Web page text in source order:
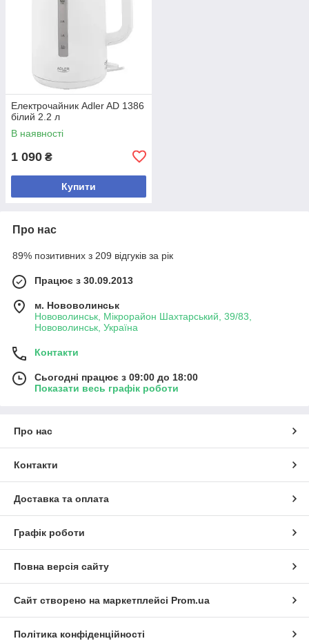
Електрочайник Adler AD 1386
білий 2.2 л
В наявності
1 090 ₴
Купити
Про нас
89% позитивних з 209 відгуків за рік
Працює з 30.09.2013
м. Нововолинськ
Нововолинськ, Мікрорайон Шахтарський, 39/83,
Нововолинськ, Україна
Контакти
Сьогодні працює з 09:00 до 18:00
Показати весь графік роботи
Про нас
Контакти
Доставка та оплата
Графік роботи
Повна версія сайту
Сайт створено на маркетплейсі Prom.ua
Політика конфіденційності